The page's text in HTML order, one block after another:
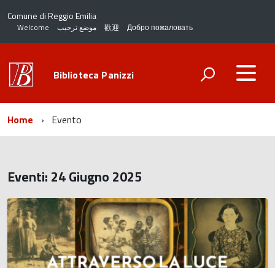
Comune di Reggio Emilia
Welcome موضع ترحيب 歡迎 Добро пожаловать
Biblioteca Panizzi
Home Evento
Eventi: 24 Giugno 2025